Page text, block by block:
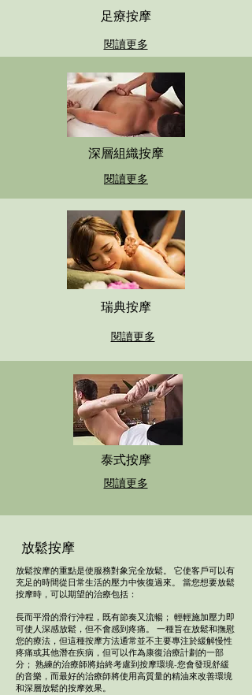
足療按摩
閱讀更多
深層組織按摩
閱讀更多
瑞典按摩
閱讀更多
泰式按摩
閱讀更多
放鬆按摩
放鬆按摩的重點是使服務對象完全放鬆。 它使客戶可以有
充足的時間從日常生活的壓力中恢復過來。 當您想要放鬆
按摩時，可以期望的治療包括：
長而平滑的滑行沖程，既有節奏又流暢； 輕輕施加壓力即
可使人深感放鬆，但不會感到疼痛。 一種旨在放鬆和撫慰
您的療法，但這種按摩方法通常並不主要專注於緩解慢性
疼痛或其他潛在疾病，但可以作為康復治療計劃的一部
分； 熟練的治療師將始終考慮到按摩環境-您會發現舒緩
的音樂，而最好的治療師將使用高質量的精油來改善環境
和深層放鬆的按摩效果。